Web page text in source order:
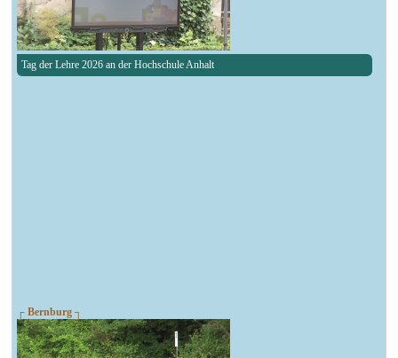
Tag der Lehre 2026 an der Hochschule Anhalt
┌ Bernburg ┐